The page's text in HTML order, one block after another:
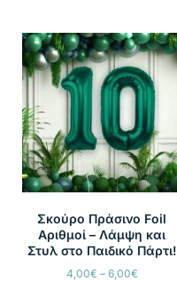
Σκούρο Πράσινο Foil
Αριθμοί – Λάμψη και
Στυλ στο Παιδικό Πάρτι!
4,00€ – 6,00€